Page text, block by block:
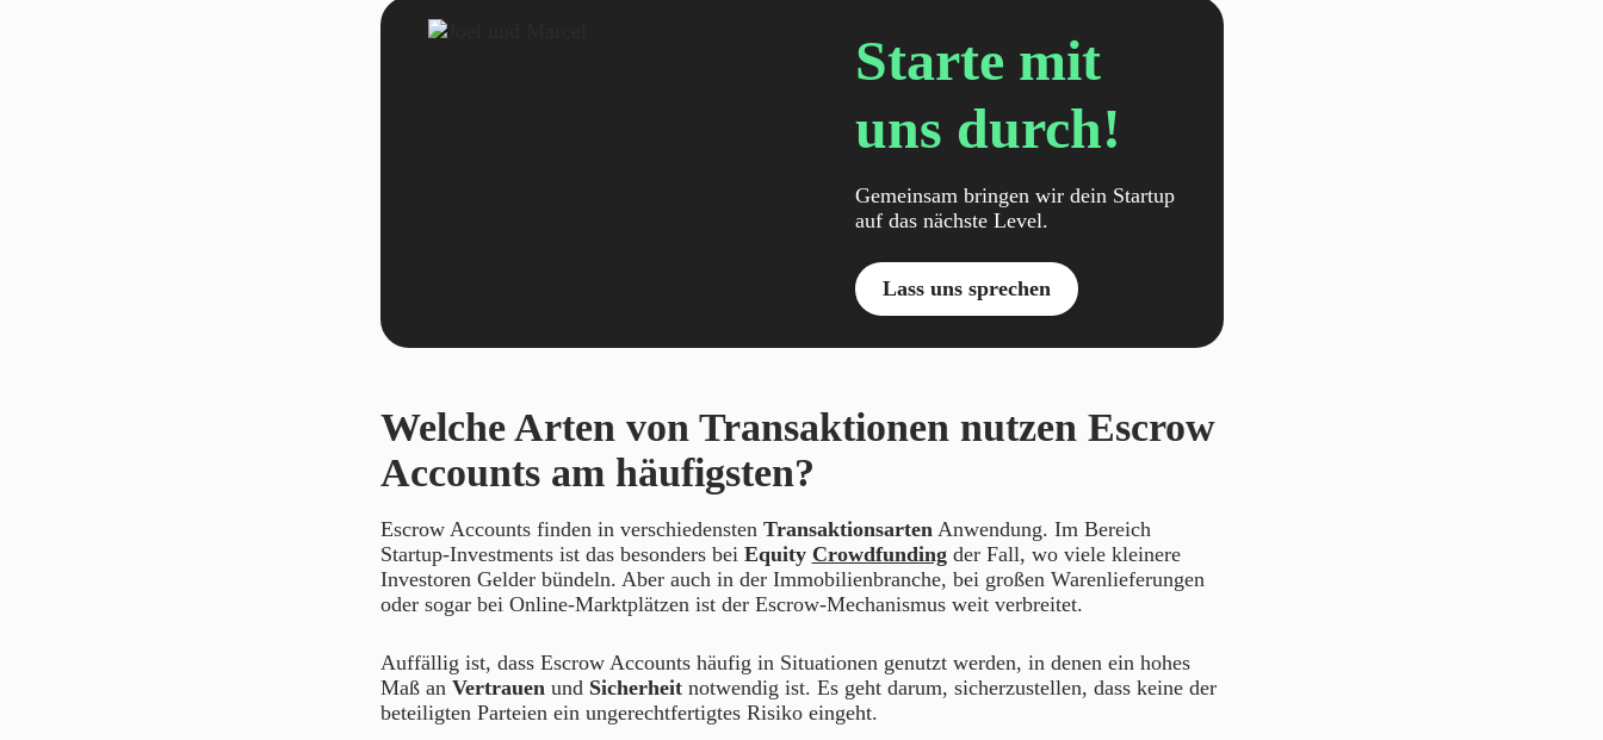
Starte mit
uns durch!
Gemeinsam bringen wir dein Startup
auf das nächste Level.
Lass uns sprechen
Welche Arten von Transaktionen nutzen Escrow
Accounts am häufigsten?
Escrow Accounts finden in verschiedensten Transaktionsarten Anwendung. Im Bereich
Startup-Investments ist das besonders bei Equity Crowdfundingder Fall, wo viele kleinere
Investoren Gelder bündeln. Aber auch in der Immobilienbranche, bei großen Warenlieferungen
oder sogar bei Online-Marktplätzen ist der Escrow-Mechanismus weit verbreitet.
Auffällig ist, dass Escrow Accounts häufig in Situationen genutzt werden, in denen ein hohes
Maß an Vertrauen und Sicherheitnotwendig ist. Es geht darum, sicherzustellen, dass keine der
beteiligten Parteien ein ungerechtfertigtes Risiko eingeht.